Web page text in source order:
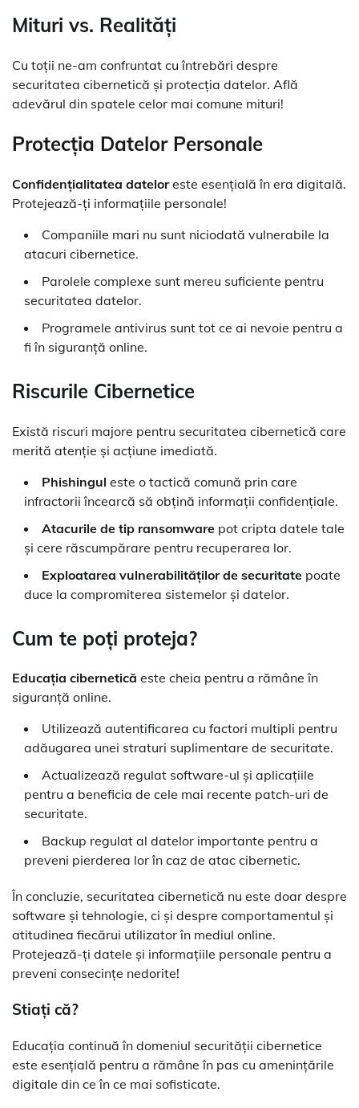
Mituri vs. Realități
Cu toții ne-am confruntat cu întrebări despre
securitatea cibernetică și protecția datelor. Află
adevărul din spatele celor mai comune mituri!
Protecția Datelor Personale
Confidențialitatea dateloreste esențială în era digitală.
Protejează-ți informațiile personale!
Companiile mari nu sunt niciodată vulnerabile la
atacuri cibernetice.
Parolele complexe sunt mereu suficiente pentru
securitatea datelor.
Programele antivirus sunt tot ce ai nevoie pentru a
fi în siguranță online.
Riscurile Cibernetice
Există riscuri majore pentru securitatea cibernetică care
merită atenție și acțiune imediată.
Phishingul este o tactică comună prin care
infractorii încearcă să obțină informații confidențiale.
Atacurile de tip ransomware pot cripta datele tale
și cere răscumpărare pentru recuperarea lor.
Exploatarea vulnerabilităților de securitate poate
duce la compromiterea sistemelor și datelor.
Cum te poți proteja?
Educația cibernetică este cheia pentru a rămâne în
siguranță online.
Utilizează autentificarea cu factori multipli pentru
adăugarea unei straturi suplimentare de securitate.
Actualizează regulat software-ul și aplicațiile
pentru a beneficia de cele mai recente patch-uri de
securitate.
Backup regulat al datelor importante pentru a
preveni pierderea lor în caz de atac cibernetic.
În concluzie, securitatea cibernetică nu este doar despre
software și tehnologie, ci și despre comportamentul și
atitudinea fiecărui utilizator în mediul online.
Protejează-ți datele și informațiile personale pentru a
preveni consecințe nedorite!
Stiați că?
Educația continuă în domeniul securității cibernetice
este esențială pentru a rămâne în pas cu amenințările
digitale din ce în ce mai sofisticate.